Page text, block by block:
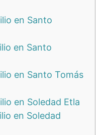
en Santo
en Santo
en Santo Tomás
en Soledad Etla
en Soledad